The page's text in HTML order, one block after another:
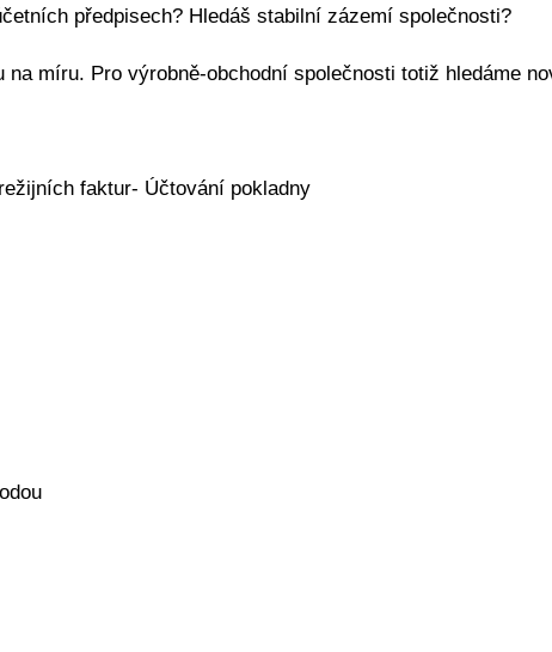
předpisech? Hledáš stabilní zázemí společnosti?
na míru. Pro výrobně-obchodní společnosti totiž hledáme
faktur- Účtování pokladny